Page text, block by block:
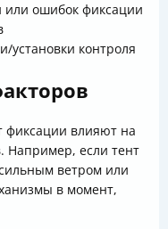
или ошибок фиксации
установки контроля
фиксации влияют на
Например, если тент
ветром или
в момент,